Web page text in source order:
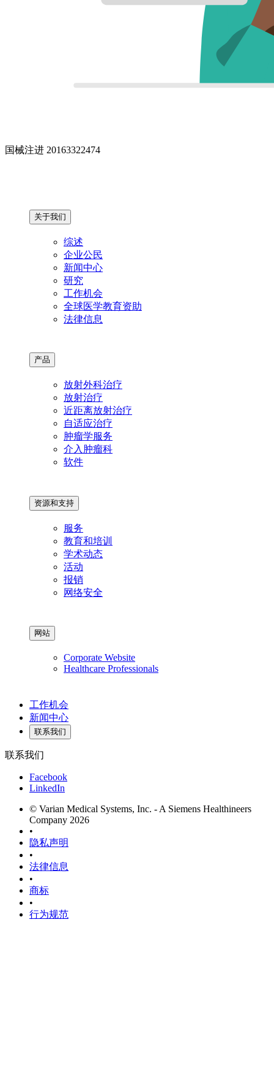
国械注进 20163322474
关于我们
综述
企业公民
新闻中心
研究
工作机会
全球医学教育资助
法律信息
产品
放射外科治疗
放射治疗
近距离放射治疗
自适应治疗
肿瘤学服务
介入肿瘤科
软件
资源和支持
服务
教育和培训
学术动态
活动
报销
网络安全
网站
Corporate Website
Healthcare Professionals
工作机会
新闻中心
联系我们
联系我们
Facebook
LinkedIn
© Varian Medical Systems, Inc. - A Siemens Healthineers
Company 2026
•
隐私声明
•
法律信息
•
商标
•
行为规范